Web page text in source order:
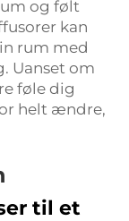
og følt
kan
rum med
Uanset om
føle dig
helt ændre,
til et